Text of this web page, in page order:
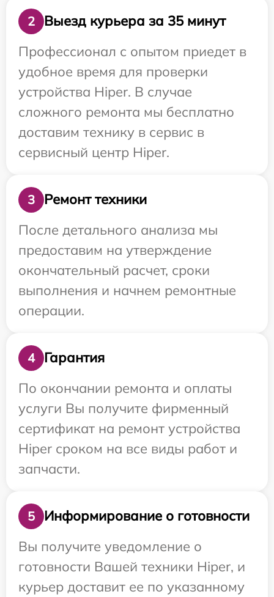
2
Выезд курьера за 35 минут
Профессионал с опытом приедет в
удобное время для проверки
устройства Hiper. В случае
сложного ремонта мы бесплатно
доставим технику в сервис в
сервисный центр Hiper.
3
Ремонт техники
После детального анализа мы
предоставим на утверждение
окончательный расчет, сроки
выполнения и начнем ремонтные
операции.
4
Гарантия
По окончании ремонта и оплаты
услуги Вы получите фирменный
сертификат на ремонт устройства
Hiper сроком на все виды работ и
запчасти.
5
Информирование о готовности
Вы получите уведомление о
готовности Вашей техники Hiper, и
курьер доставит ее по указанному